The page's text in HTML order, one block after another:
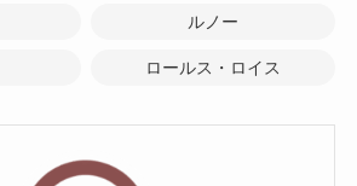
ルノー
ロールス・ロイス